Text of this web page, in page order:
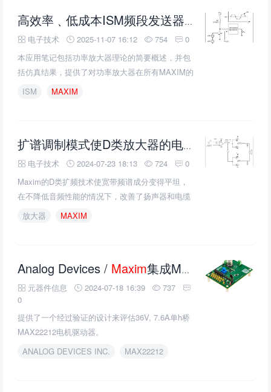
高效率﹑低成本ISM频段发送器中的功放
电子技术
2025-11-07 16:12 754
0
本应用笔记包括功率放大器理论的简要概述，并包
括仿真结果，提供了对功率放大器在所有MAXIM的
LFRF发射机和收发机上工作的深入了解。
ISM MAXIM
扩谱调制模式使D类放大器的电磁干扰降至最低
电子技术
2024-07-23 18:13 724
0
Maxim的D类扩频技术使宽带频谱成分变得平坦，
在不降低音频性能的情况下，改善了扬声器和电缆
可能产生的EMI辐射。
放大器 MAXIM
Analog Devices / Maxim集成MAX22212评估套件的介绍、特性、及应用
元器件信息 2024-07-18 16:39
737
0
提供了一个经过验证的设计来评估36V, 7.6A单h桥
MAX22212电机驱动器。
ANALOG DEVICES INC.
MAX22212